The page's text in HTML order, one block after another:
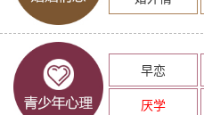
早恋
厌学